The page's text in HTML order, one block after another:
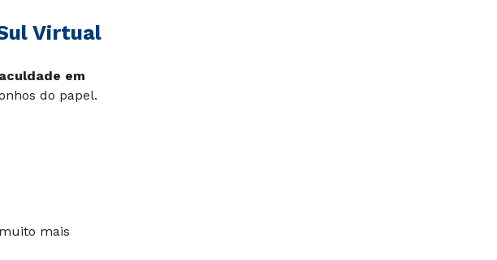
Virtual
em
do papel.
mais